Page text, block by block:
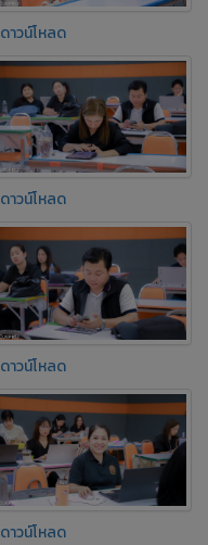
ดาวน์โหลด
ดาวน์โหลด
ดาวน์โหลด
ดาวน์โหลด